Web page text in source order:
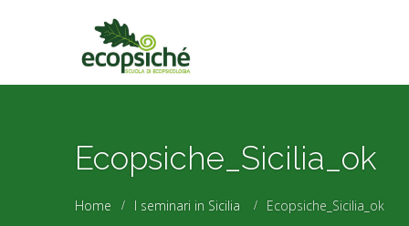
Ecopsiche_Sicilia_ok
Home I seminari in Sicilia Ecopsiche_Sicilia_ok